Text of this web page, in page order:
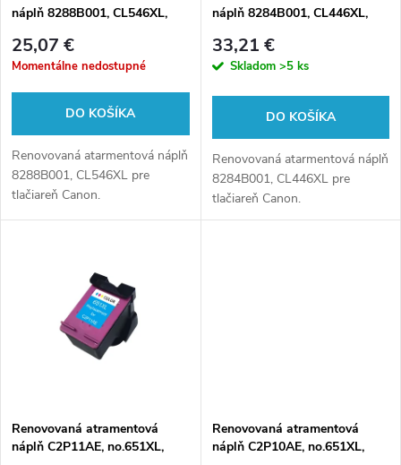
e
p
r
o
d
u
v
p
r
d
u
náplň 8288B001, CL546XL,
(BULK)
25,07 €
Momentálne nedostupné
DO KOŠÍKA
Renovovaná atarmentová náplň
8288B001, CL546XL pre
tlačiareň Canon.
náplň 8284B001, CL446XL,
(BULK)
33,21 €
Skladom >5 ks
DO KOŠÍKA
Renovovaná atarmentová náplň
8284B001, CL446XL pre
tlačiareň Canon.
Renovovaná atramentová
náplň C2P11AE, no.651XL,
Renovovaná atramentová
náplň C2P10AE, no.651XL,